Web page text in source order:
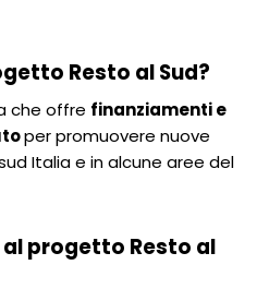
Resto al Sud?
che offre finanziamenti e
per promuovere nuove
Italia e in alcune aree del
progetto Resto al